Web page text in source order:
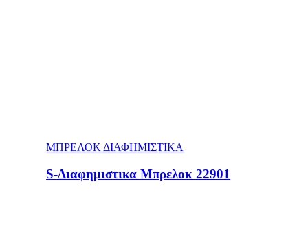
ΜΠΡΕΛΟΚ ΔΙΑΦΗΜΙΣΤΙΚΑ
S-Διαφημιστικα Μπρελοκ 22901